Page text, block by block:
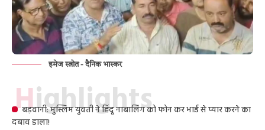
इमेज स्त्रोत - दैनिक भास्कर
Highlights
बड़वानी: मुस्लिम युवती ने हिंदू नाबालिग को फोन कर भाई से प्यार करने का
दबाव डाला!